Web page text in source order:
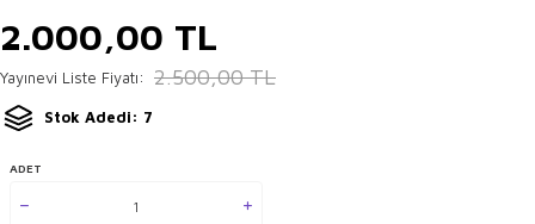
2.000,00 TL
Yayınevi Liste Fiyatı: 2.500,00TL
Stok Adedi: 7
ADET